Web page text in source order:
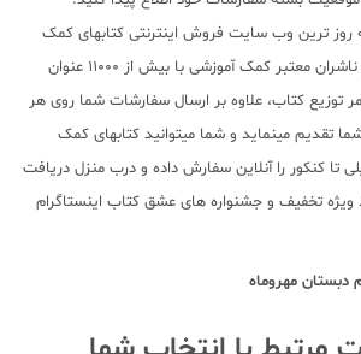
ترین وب سایت فروش اینترنتی کتابهای کمک
آموزشی و نماینده مستقیم ناشران معتبر کمک آموزشی با بیش از 11000 عنوان
10 ساله در امر توزیع کتاب، علاوه بر ارسال سفارشات شما روی هر
تقدیم مینماید و شما میتوانید کتابهای کمک
تا کنکور را آنلاین سفارش داده و درب منزل دریافت
ویژه تخفیف و جشنواره های عشق کتاب اینستاگرام
مهروماه